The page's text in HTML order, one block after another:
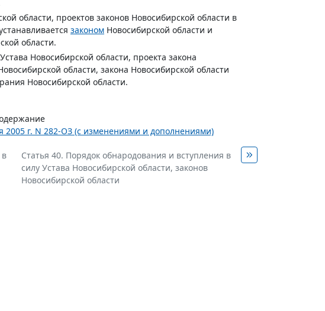
области, проектов законов Новосибирской области в
законом Новосибирской области и
области.
Новосибирской области, проекта закона
области, закона Новосибирской области
Новосибирской области.
2005 г. N 282-ОЗ (с изменениями и дополнениями)
Статья 40. Порядок обнародования и вступления в
силу Устава Новосибирской области, законов
Новосибирской области